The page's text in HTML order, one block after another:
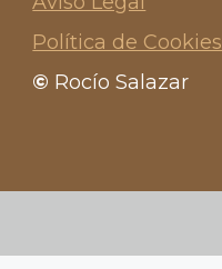
Política de Cookies
© Rocío Salazar